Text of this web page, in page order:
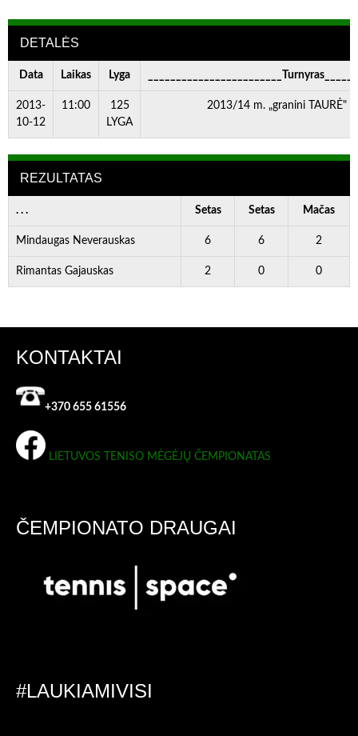
DETALĖS
Data Laikas Lyga
2013-
10-12
11:00
125
LYGA
2013/14 m. „granini TAURĖ"
REZULTATAS
. . . Setas Setas Mačas
Mindaugas Neverauskas 6 6 2
Rimantas Gajauskas 2 0 0
KONTAKTAI
+370 655 61556
LIETUVOS TENISO MĖGĖJŲ ČEMPIONATAS
ČEMPIONATO DRAUGAI
#LAUKIAMIVISI